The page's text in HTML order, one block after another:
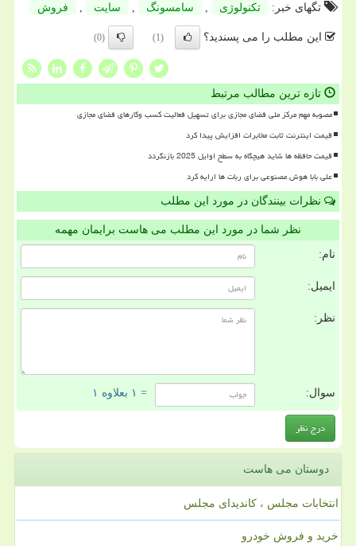
تگهای خبر:
تكنولوژی سامسونگ سایت فروش
این مطلب را می پسندید؟ (1)
(0)
تازه ترین مطالب مرتبط
مصوبه مهم مرکز ملی فضای مجازی برای تسهیل فعالیت کسب وکارهای فضای مجازی
قیمت اینترنت ثابت مخابرات افزایش پیدا کرد
قیمت حافظه ها شاید هیچگاه به سطح اوایل 2025 بازنگردد
علی بابا هوش مصنوعی برای ربات ها ارایه کرد
نظرات بینندگان در مورد این مطلب
نظر شما در مورد این مطلب می هاست برایمان مهمه
نام:
ایمیل:
نظر:
سوال: = ۱ بعلاوه ۱
دوستان می هاست
انتخابات مجلس ، کاندیدای مجلس
خرید و فروش خودرو